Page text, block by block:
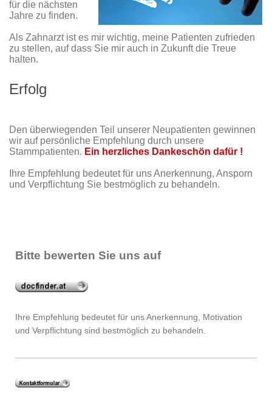
für die nächsten
Jahre zu finden.
Als Zahnarzt ist es mir wichtig, meine Patienten zufrieden
zu stellen, auf dass Sie mir auch in Zukunft die Treue
halten.
Erfolg
Den überwiegenden Teil unserer Neupatienten gewinnen
wir auf persönliche Empfehlung durch unsere
Stammpatienten. Ein herzliches Dankeschön dafür !
Ihre Empfehlung bedeutet für uns Anerkennung, Ansporn
und Verpflichtung Sie bestmöglich zu behandeln.
Bitte bewerten Sie uns auf
Ihre Empfehlung bedeutet für uns Anerkennung, Motivation
und Verpflichtung sind bestmöglich zu behandeln.